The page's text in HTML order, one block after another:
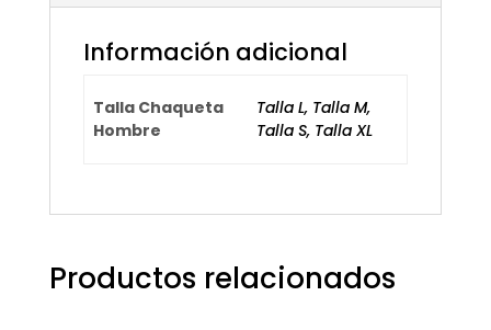
Información adicional
Talla Chaqueta
Hombre
Talla L, Talla M,
Talla S, Talla XL
Productos relacionados